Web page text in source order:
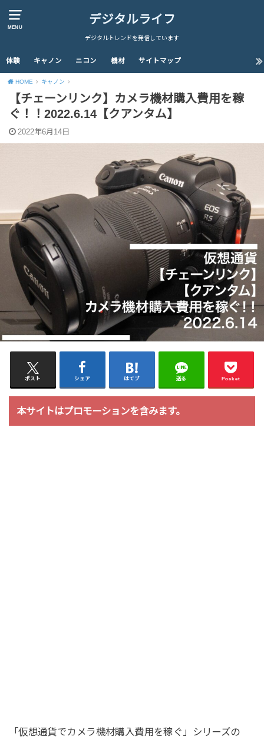
MENU
デジタルライフ
デジタルトレンドを発信しています
体験 キャノン ニコン 機材 サイトマップ
HOME キャノン
【チェーンリンク】カメラ機材購入費用を稼
ぐ！！2022.6.14【クアンタム】
2022年6月14日
ポスト シェア はてブ 送る Pocket
本サイトはプロモーションを含みます。
「仮想通貨でカメラ機材購入費用を稼ぐ」シリーズの